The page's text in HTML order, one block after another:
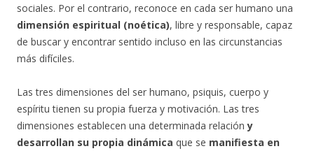
sociales. Por el contrario, reconoce en cada ser humano una
dimensión espiritual (noética), libre y responsable, capaz
de buscar y encontrar sentido incluso en las circunstancias
más difíciles.
Las tres dimensiones del ser humano, psiquis, cuerpo y
espíritu tienen su propia fuerza y motivación. Las tres
dimensiones establecen una determinada relacióny
desarrollan su propia dinámica que se manifiesta en